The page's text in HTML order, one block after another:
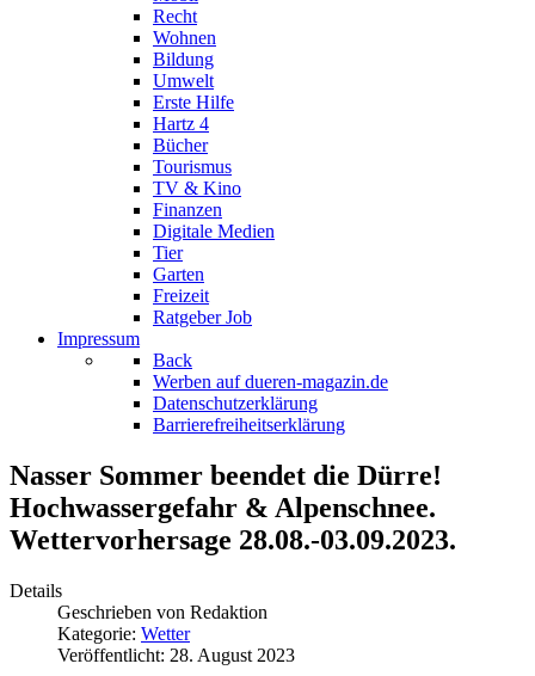
Recht
Wohnen
Bildung
Umwelt
Erste Hilfe
Hartz 4
Bücher
Tourismus
TV & Kino
Finanzen
Digitale Medien
Tier
Garten
Freizeit
Ratgeber Job
Impressum
Back
Werben auf dueren-magazin.de
Datenschutzerklärung
Barrierefreiheitserklärung
Nasser Sommer beendet die Dürre!
Hochwassergefahr & Alpenschnee.
Wettervorhersage 28.08.-03.09.2023.
Details
Geschrieben von Redaktion
Kategorie: Wetter
Veröffentlicht: 28. August 2023